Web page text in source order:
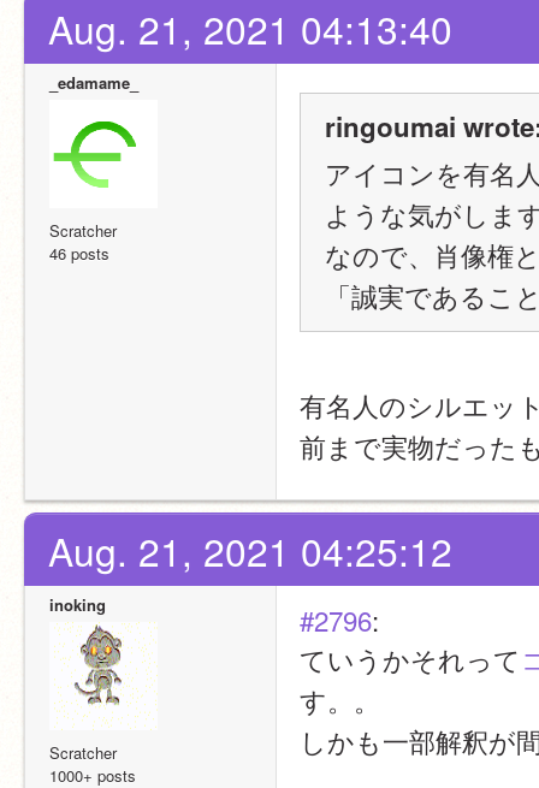
Aug. 21, 2021 04:13:40
_edamame_
Scratcher
46 posts
ringoumai
アイコンを有名
ような気がしま
なので、肖像権
「誠実であるこ
有名人のシルエッ
前まで実物だった
Aug. 21, 2021 04:25:12
inoking
Scratcher
1000+ posts
#2796:
ていうかそれって
す。。
しかも一部解釈が